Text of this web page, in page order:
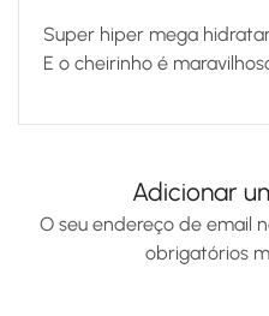
Super hiper mega
E o cheirinho é
Adicionar
O seu endereço de email
obrigatórios